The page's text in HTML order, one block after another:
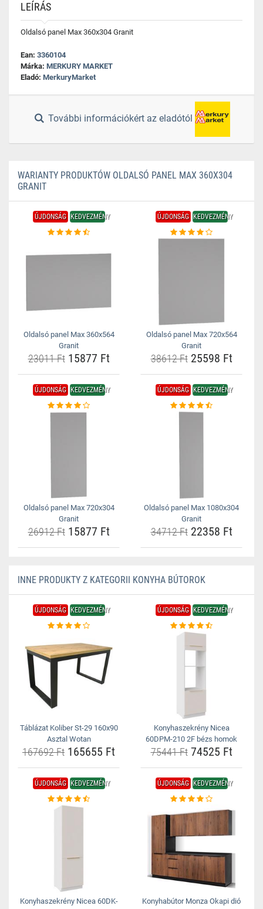
LEÍRÁS
Oldalsó panel Max 360x304 Granit
Ean: 3360104
Márka: MERKURY MARKET
Eladó: MerkuryMarket
További információkért az eladótól
WARIANTY PRODUKTÓW OLDALSÓ PANEL MAX 360X304
GRANIT
ÚJDONSÁG KEDVEZMÉNY
Oldalsó panel Max 360x564
Granit
23011 Ft15877 Ft
ÚJDONSÁG KEDVEZMÉNY
Oldalsó panel Max 720x564
Granit
38612 Ft25598 Ft
ÚJDONSÁG KEDVEZMÉNY
Oldalsó panel Max 720x304
Granit
26912 Ft15877 Ft
ÚJDONSÁG KEDVEZMÉNY
Oldalsó panel Max 1080x304
Granit
34712 Ft22358 Ft
INNE PRODUKTY Z KATEGORII KONYHA BÚTOROK
ÚJDONSÁG KEDVEZMÉNY
Táblázat Koliber St-29 160x90
Asztal Wotan
167692 Ft 165655 Ft
ÚJDONSÁG KEDVEZMÉNY
Konyhaszekrény Nicea
60DPM-210 2F bézs homok
75441 Ft74525 Ft
ÚJDONSÁG KEDVEZMÉNY
Konyhaszekrény Nicea 60DK-
ÚJDONSÁG KEDVEZMÉNY
Konyhabútor Monza Okapi dió